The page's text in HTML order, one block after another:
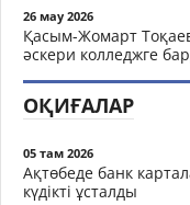
26 мау 2026
Қасым-Жомарт
әскери колледжге
ОҚИҒАЛАР
05 там 2026
Ақтөбеде банк
күдікті ұсталды